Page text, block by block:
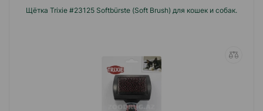
Щётка Trixie #23125 Softbürste (Soft Brush) для кошек и собак.